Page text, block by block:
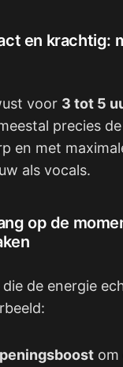
en krachtig:
voor 3 tot 5
precies
en met
als vocals.
op de
de energie
om